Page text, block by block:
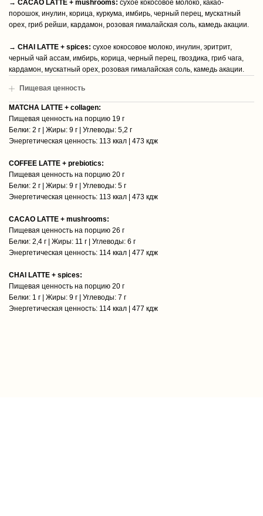
→ CACAO LATTE + mushrooms: сухое кокосовое молоко, какао-
порошок, инулин, корица, куркума, имбирь, черный перец, мускатный
орех, гриб рейши, кардамон, розовая гималайская соль, камедь акации.
→ CHAI LATTE + spices: сухое кокосовое молоко, инулин, эритрит,
черный чай ассам, имбирь, корица, черный перец, гвоздика, гриб чага,
кардамон, мускатный орех, розовая гималайская соль, камедь акации.
Пищевая ценность
MATCHA LATTE + collagen:
Пищевая ценность на порцию 19 г
Белки: 2 г | Жиры: 9 г | Углеводы: 5,2 г
Энергетическая ценность: 113 ккал | 473 кдж
COFFEE LATTE + prebiotics:
Пищевая ценность на порцию 20 г
Белки: 2 г | Жиры: 9 г | Углеводы: 5 г
Энергетическая ценность: 113 ккал | 473 кдж
CACAO LATTE + mushrooms:
Пищевая ценность на порцию 26 г
Белки: 2,4 г | Жиры: 11 г | Углеводы: 6 г
Энергетическая ценность: 114 ккал | 477 кдж
CHAI LATTE + spices:
Пищевая ценность на порцию 20 г
Белки: 1 г | Жиры: 9 г | Углеводы: 7 г
Энергетическая ценность: 114 ккал | 477 кдж